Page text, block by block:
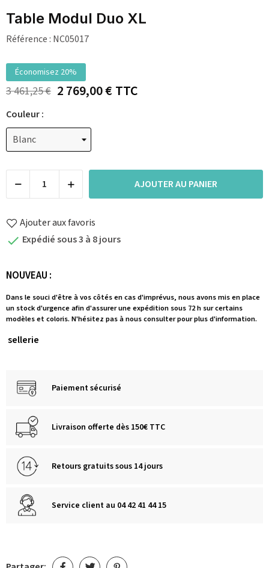
Table Modul Duo XL
Référence : NC05017
Économisez 20%
3 461,25 € 2 769,00 €TTC
Couleur :
AJOUTER AU PANIER
Ajouter aux favoris
 Expédié sous 3 à 8 jours
NOUVEAU :
Dans le souci d'être à vos côtés en cas d'imprévus, nous avons mis en place
un stock d'urgence afin d'assurer une expédition sous 72 h sur certains
modèles et coloris. N'hésitez pas à nous consulter pour plus d'information.
sellerie
Paiement sécurisé
Livraison offerte dès 150€ TTC
Retours gratuits sous 14 jours
Service client au 04 42 41 44 15